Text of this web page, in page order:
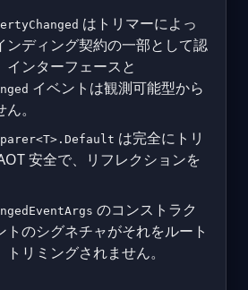
はトリマーによっ
ンディング契約の一部として認
インターフェースと
イベントは観測可能型から
。
は完全にトリ
安全で、リフレクションを
のコンストラク
トのシグネチャがそれをルート
リミングされません。